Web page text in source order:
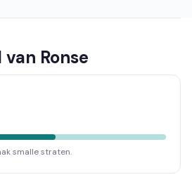
Ronse
smalle straten.